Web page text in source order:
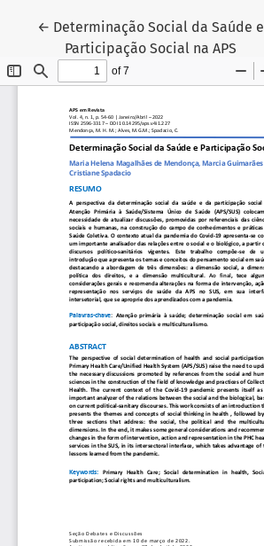
← Voltar aos Detalhes do Artigo
Determinação Social da Saúde e
Participação Social na APS